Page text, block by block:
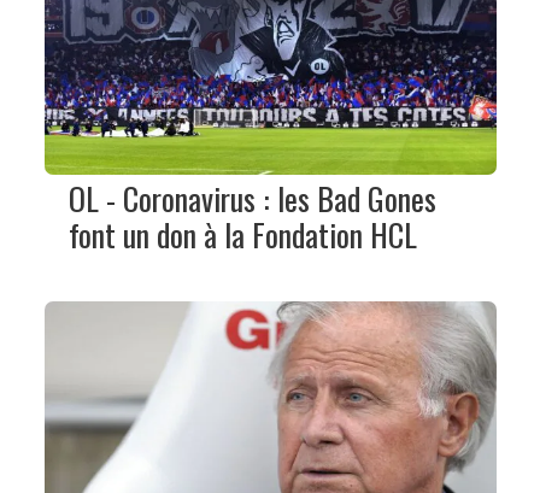
OL - Coronavirus : les Bad Gones
font un don à la Fondation HCL